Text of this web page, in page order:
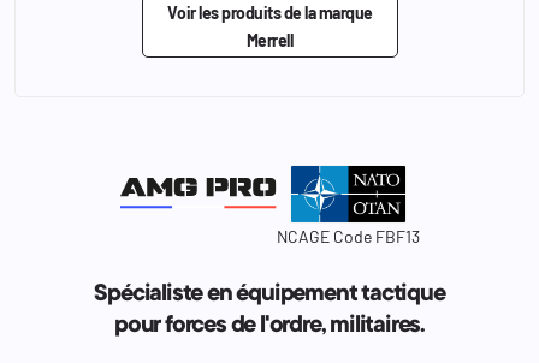
Voir les produits de la marque
Merrell
NCAGE Code FBF13
Spécialiste en équipement tactique
pour forces de l'ordre, militaires.